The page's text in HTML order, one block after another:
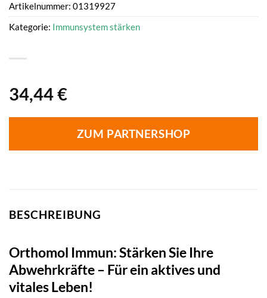
34,44€
ZUM PARTNERSHOP
Artikelnummer: 01319927
Kategorie: Immunsystem stärken
BESCHREIBUNG
Orthomol Immun: Stärken Sie Ihre
Abwehrkräfte – Für ein aktives und
vitales Leben!